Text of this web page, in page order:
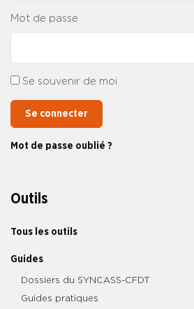
Outils
Tous les outils
Guides
Dossiers du SYNCASS-CFDT
Guides pratiques
Mot de passe
Se souvenir de moi
Se connecter
Mot de passe oublié ?